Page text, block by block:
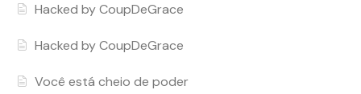
Hacked by CoupDeGrace
Hacked by CoupDeGrace
Você está cheio de poder